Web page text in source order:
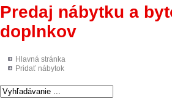
Predaj nábytku a
doplnkov
Hlavná stránka
Pridať nábytok